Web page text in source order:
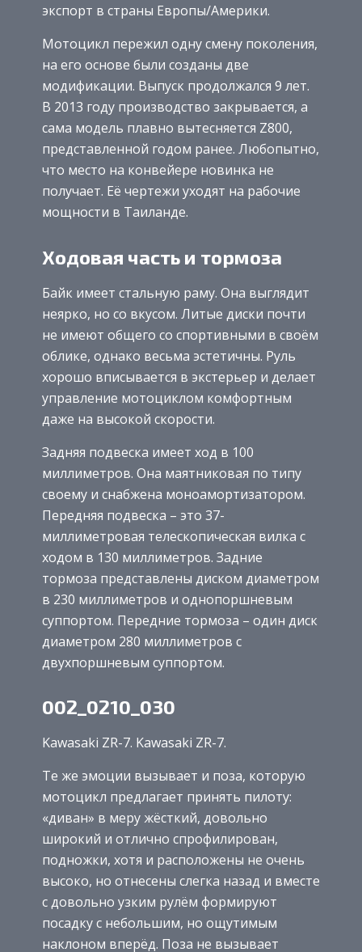
экспорт в страны Европы/Америки.
Мотоцикл пережил одну смену поколения,
на его основе были созданы две
модификации. Выпуск продолжался 9 лет.
В 2013 году производство закрывается, а
сама модель плавно вытесняется Z800,
представленной годом ранее. Любопытно,
что место на конвейере новинка не
получает. Её чертежи уходят на рабочие
мощности в Таиланде.
Ходовая часть и тормоза
Байк имеет стальную раму. Она выглядит
неярко, но со вкусом. Литые диски почти
не имеют общего со спортивными в своём
облике, однако весьма эстетичны. Руль
хорошо вписывается в экстерьер и делает
управление мотоциклом комфортным
даже на высокой скорости.
Задняя подвеска имеет ход в 100
миллиметров. Она маятниковая по типу
своему и снабжена моноамортизатором.
Передняя подвеска – это 37-
миллиметровая телескопическая вилка с
ходом в 130 миллиметров. Задние
тормоза представлены диском диаметром
в 230 миллиметров и однопоршневым
суппортом. Передние тормоза – один диск
диаметром 280 миллиметров с
двухпоршневым суппортом.
002_0210_030
Kawasaki ZR-7. Kawasaki ZR-7.
Те же эмоции вызывает и поза, которую
мотоцикл предлагает принять пилоту:
«диван» в меру жёсткий, довольно
широкий и отлично спрофилирован,
подножки, хотя и расположены не очень
высоко, но отнесены слегка назад и вместе
с довольно узким рулём формируют
посадку с небольшим, но ощутимым
наклоном вперёд. Поза не вызывает